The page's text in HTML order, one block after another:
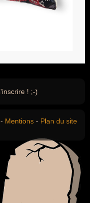
! ;-)
- Mentions - Plan du site